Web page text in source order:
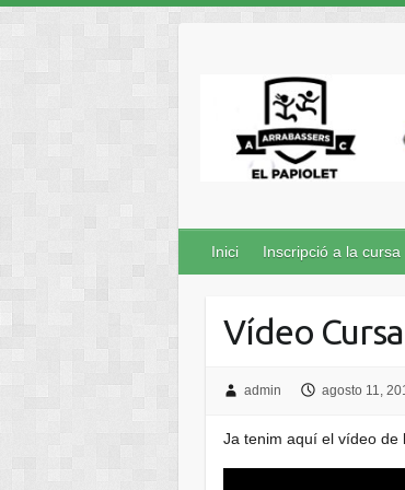
Inici Inscripció a la cursa
Vídeo
admin agosto 11,
Ja tenim aquí el vídeo de